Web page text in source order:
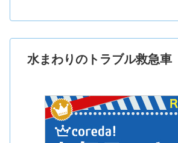
水まわりのトラブル救急車